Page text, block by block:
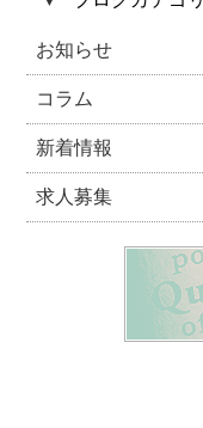
お知らせ
コラム
新着情報
求人募集